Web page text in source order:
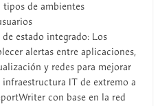
de ambientes
estado integrado: Los
alertas entre aplicaciones,
y redes para mejorar
IT de extremo a
con base en la red